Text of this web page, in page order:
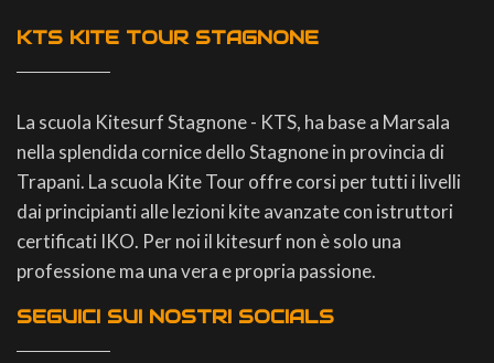
KTS KITE TOUR STAGNONE
La scuola Kitesurf Stagnone - KTS, ha base a Marsala
nella splendida cornice dello Stagnone in provincia di
Trapani. La scuola Kite Tour offre corsi per tutti i livelli
dai principianti alle lezioni kite avanzate con istruttori
certificati IKO. Per noi il kitesurf non è solo una
professione ma una vera e propria passione.
SEGUICI SUI NOSTRI SOCIALS